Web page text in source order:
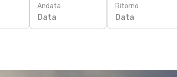
Andata
Data
Ritorno
Data